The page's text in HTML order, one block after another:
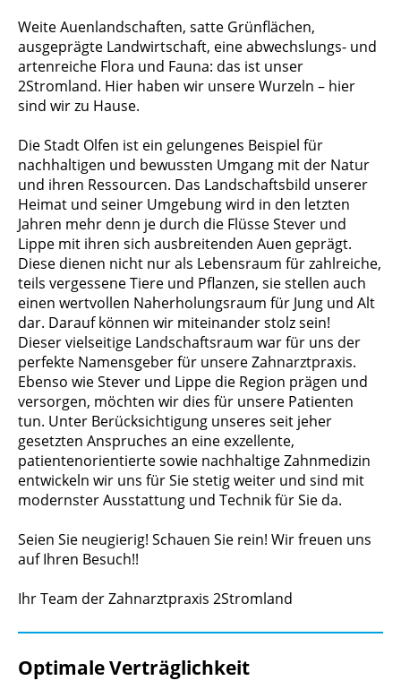
Weite Auenlandschaften, satte Grünflächen,
ausgeprägte Landwirtschaft, eine abwechslungs- und
artenreiche Flora und Fauna: das ist unser
2Stromland. Hier haben wir unsere Wurzeln – hier
sind wir zu Hause.
Die Stadt Olfen ist ein gelungenes Beispiel für
nachhaltigen und bewussten Umgang mit der Natur
und ihren Ressourcen. Das Landschaftsbild unserer
Heimat und seiner Umgebung wird in den letzten
Jahren mehr denn je durch die Flüsse Stever und
Lippe mit ihren sich ausbreitenden Auen geprägt.
Diese dienen nicht nur als Lebensraum für zahlreiche,
teils vergessene Tiere und Pflanzen, sie stellen auch
einen wertvollen Naherholungsraum für Jung und Alt
dar. Darauf können wir miteinander stolz sein!
Dieser vielseitige Landschaftsraum war für uns der
perfekte Namensgeber für unsere Zahnarztpraxis.
Ebenso wie Stever und Lippe die Region prägen und
versorgen, möchten wir dies für unsere Patienten
tun. Unter Berücksichtigung unseres seit jeher
gesetzten Anspruches an eine exzellente,
patientenorientierte sowie nachhaltige Zahnmedizin
entwickeln wir uns für Sie stetig weiter und sind mit
modernster Ausstattung und Technik für Sie da.
Seien Sie neugierig! Schauen Sie rein! Wir freuen uns
auf Ihren Besuch!!
Ihr Team der Zahnarztpraxis 2Stromland
Optimale Verträglichkeit